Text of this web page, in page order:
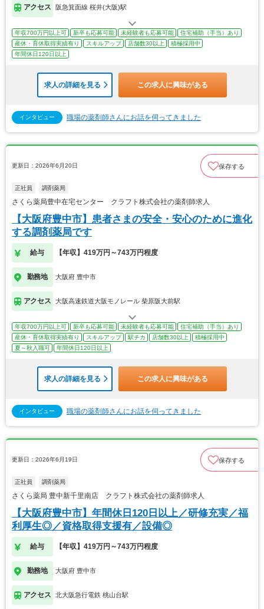
アクセス 阪急箕面線 桜井(大阪)駅
年収700万円以上可 新卒も応募可能 未経験者も応募可能
住宅補助（手当）あり
産休・育休取得実績有り
スキルアップ 店舗数30以上
積極採用中
年間休日120日以上
求人の詳細を見る この求人に興味がある
インタビュー 職場の薬剤師さんにお話を伺ってきました
更新日：2026年6月20日 保存する
正社員 調剤薬局
さくら薬局豊中在宅センター クラフト株式会社の薬剤師求人
【大阪府豊中市】患者さまの安全・安心のために進化
する調剤薬局です
給与 【年収】419万円～743万円程度
勤務地 大阪府 豊中市
アクセス 大阪高速鉄道大阪モノレール 柴原阪大前駅
年収700万円以上可 新卒も応募可能 未経験者も応募可能
住宅補助（手当）あり
産休・育休取得実績有り
スキルアップ 駅チカ 店舗数30以上
積極採用中
夏～秋入職可
年間休日120日以上
求人の詳細を見る この求人に興味がある
インタビュー 職場の薬剤師さんにお話を伺ってきました
更新日：2026年6月19日 保存する
正社員 調剤薬局
さくら薬局 豊中新千里南店 クラフト株式会社の薬剤師求人
【大阪府豊中市】年間休日120日以上／研修充実／福
利厚生◎／資格取得支援有／設備◎
給与 【年収】419万円～743万円程度
勤務地 大阪府 豊中市
アクセス 北大阪急行電鉄 桃山台駅